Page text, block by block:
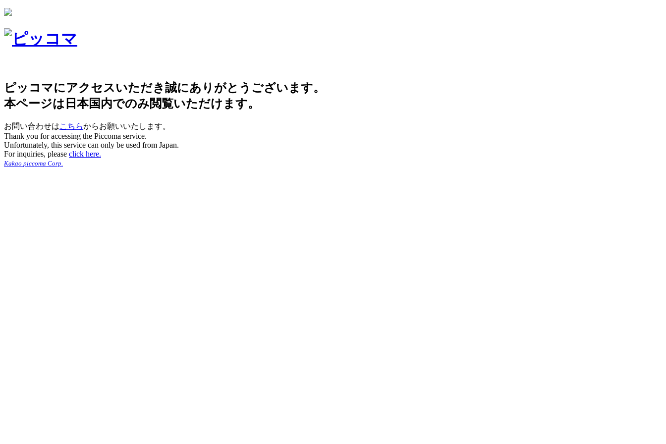
ピッコマにアクセスいただき誠にありがとうございます。
本ページは日本国内でのみ閲覧いただけます。
お問い合わせはこちらからお願いいたします。
Thank you for accessing the Piccoma service.
Unfortunately, this service can only be used from Japan.
For inquiries, please click here.
Kakao piccoma Corp.